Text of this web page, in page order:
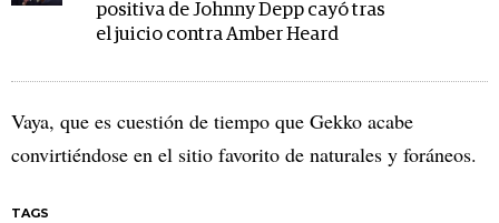
positiva de Johnny Depp cayó tras
el juicio contra Amber Heard
Vaya, que es cuestión de tiempo que Gekko acabe
convirtiéndose en el sitio favorito de naturales y foráneos.
TAGS